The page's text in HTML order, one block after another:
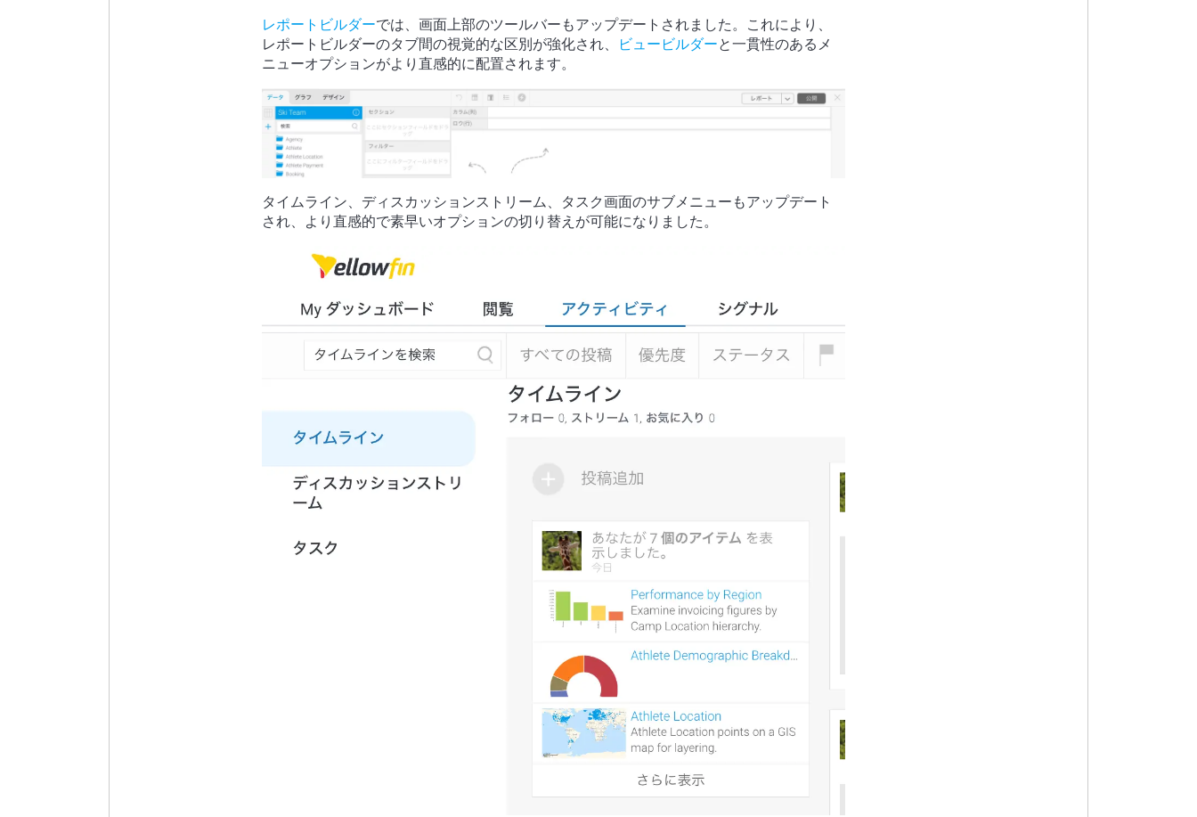
レポートビルダーでは、画面上部のツールバーもアップデートされました。これにより、
レポートビルダーのタブ間の視覚的な区別が強化され、
ビュービルダーと一貫性のあるメ
ニューオプションがより直感的に配置されます。
タイムライン、ディスカッションストリーム、タスク画面のサブメニューもアップデート
され、より直感的で素早いオプションの切り替えが可能になりました。